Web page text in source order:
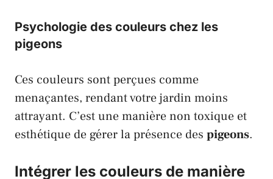
Psychologie des couleurs chez les
pigeons
Ces couleurs sont perçues comme
menaçantes, rendant votre jardin moins
attrayant. C’est une manière non toxique et
esthétique de gérer la présence des pigeons.
Intégrer les couleurs de manière